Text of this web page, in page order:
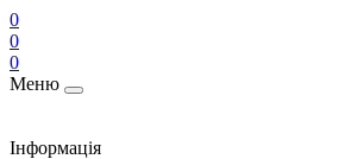
0
0
0
Меню
Інформація